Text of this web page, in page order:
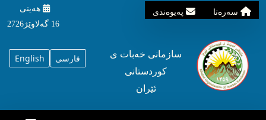
سه‌ره‌تا په‌یوه‌ندی
هه‌ینی
16 گه‌لاوێژ2726
English فارسی
سازمانی خه‌بات ی
کوردستانی
ئێران